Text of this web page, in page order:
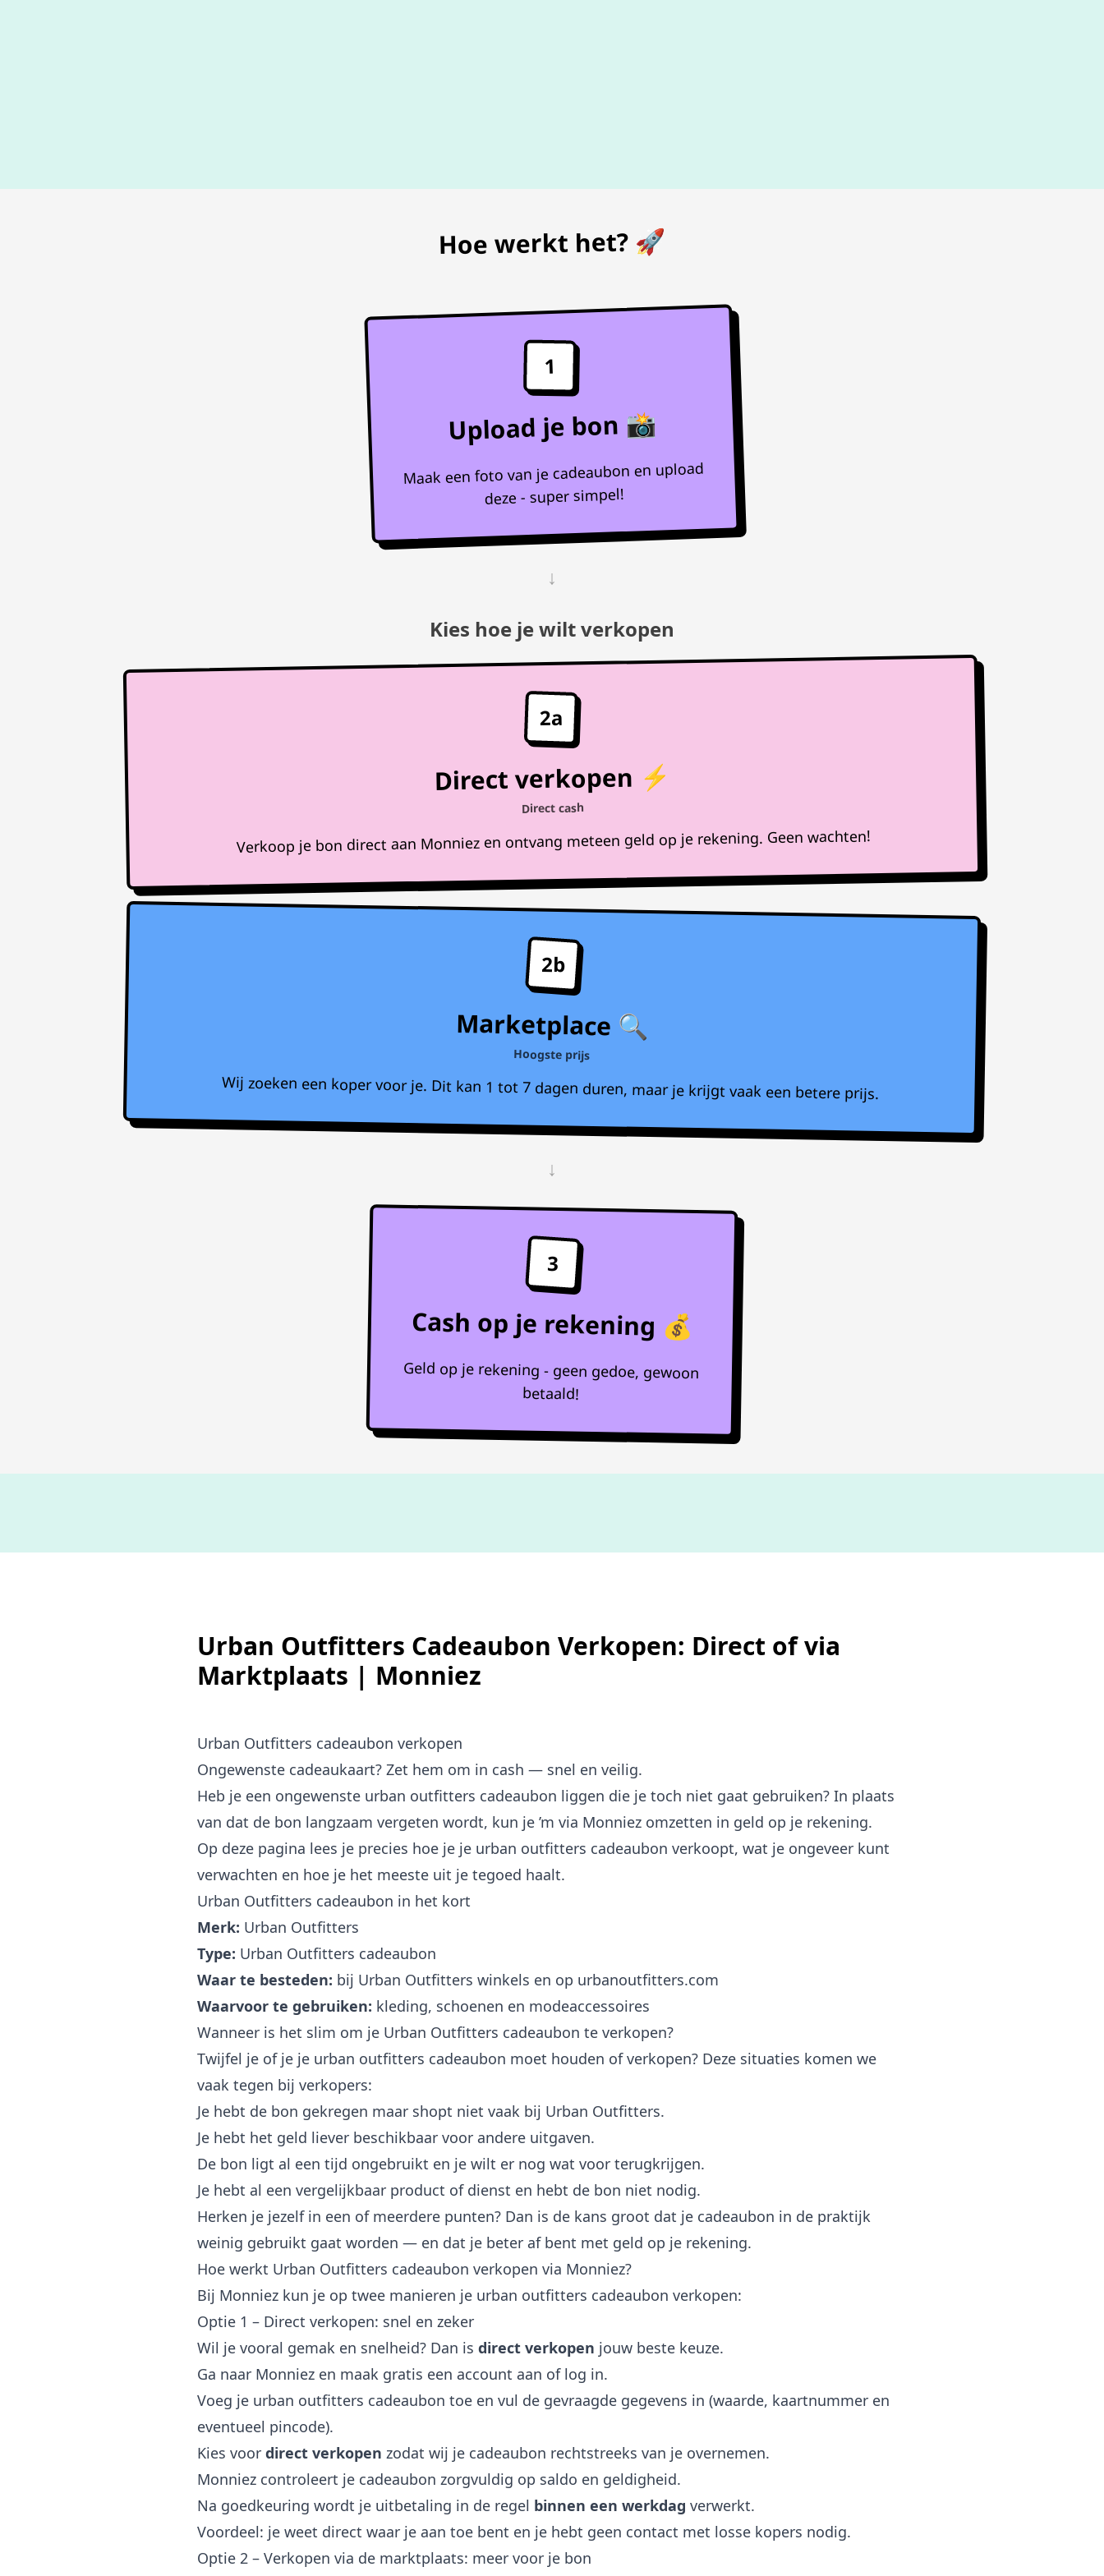
Hoe werkt het? 🚀
1
Upload je bon 📸
Maak een foto van je cadeaubon en upload
deze - super simpel!
↓
Kies hoe je wilt verkopen
2a
Direct verkopen ⚡
Direct cash
Verkoop je bon direct aan Monniez en ontvang meteen geld op je rekening. Geen wachten!
2b
Marketplace 🔍
Hoogste prijs
Wij zoeken een koper voor je. Dit kan 1 tot 7 dagen duren, maar je krijgt vaak een betere prijs.
↓
3
Cash op je rekening 💰
Geld op je rekening - geen gedoe, gewoon
betaald!
Urban Outfitters Cadeaubon Verkopen: Direct of via
Marktplaats | Monniez
Urban Outfitters cadeaubon verkopen
Ongewenste cadeaukaart? Zet hem om in cash — snel en veilig.
Heb je een ongewenste urban outfitters cadeaubon liggen die je toch niet gaat gebruiken? In plaats
van dat de bon langzaam vergeten wordt, kun je ’m via Monniez omzetten in geld op je rekening.
Op deze pagina lees je precies hoe je je urban outfitters cadeaubon verkoopt, wat je ongeveer kunt
verwachten en hoe je het meeste uit je tegoed haalt.
Urban Outfitters cadeaubon in het kort
Merk: Urban Outfitters
Type: Urban Outfitters cadeaubon
Waar te besteden: bij Urban Outfitters winkels en op urbanoutfitters.com
Waarvoor te gebruiken: kleding, schoenen en modeaccessoires
Wanneer is het slim om je Urban Outfitters cadeaubon te verkopen?
Twijfel je of je je urban outfitters cadeaubon moet houden of verkopen? Deze situaties komen we
vaak tegen bij verkopers:
Je hebt de bon gekregen maar shopt niet vaak bij Urban Outfitters.
Je hebt het geld liever beschikbaar voor andere uitgaven.
De bon ligt al een tijd ongebruikt en je wilt er nog wat voor terugkrijgen.
Je hebt al een vergelijkbaar product of dienst en hebt de bon niet nodig.
Herken je jezelf in een of meerdere punten? Dan is de kans groot dat je cadeaubon in de praktijk
weinig gebruikt gaat worden — en dat je beter af bent met geld op je rekening.
Hoe werkt Urban Outfitters cadeaubon verkopen via Monniez?
Bij Monniez kun je op twee manieren je urban outfitters cadeaubon verkopen:
Optie 1 – Direct verkopen: snel en zeker
Wil je vooral gemak en snelheid? Dan is direct verkopen jouw beste keuze.
Ga naar Monniez en maak gratis een account aan of log in.
Voeg je urban outfitters cadeaubon toe en vul de gevraagde gegevens in (waarde, kaartnummer en
eventueel pincode).
Kies voor direct verkopen zodat wij je cadeaubon rechtstreeks van je overnemen.
Monniez controleert je cadeaubon zorgvuldig op saldo en geldigheid.
Na goedkeuring wordt je uitbetaling in de regel binnen een werkdag verwerkt.
Voordeel: je weet direct waar je aan toe bent en je hebt geen contact met losse kopers nodig.
Optie 2 – Verkopen via de marktplaats: meer voor je bon